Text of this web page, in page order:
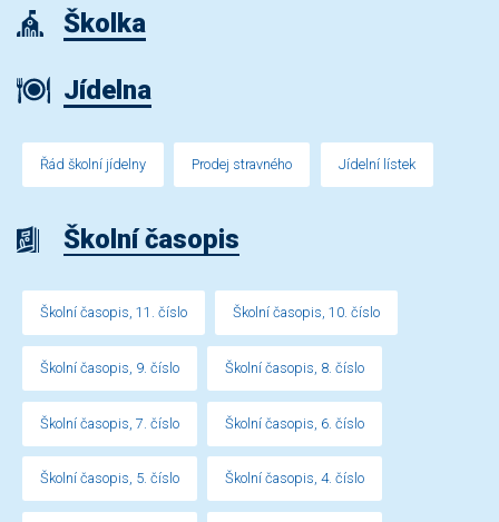
Školka
Jídelna
Řád školní jídelny Prodej stravného Jídelní lístek
Školní časopis
Školní časopis, 11. číslo Školní časopis, 10. číslo
Školní časopis, 9. číslo Školní časopis, 8. číslo
Školní časopis, 7. číslo Školní časopis, 6. číslo
Školní časopis, 5. číslo Školní časopis, 4. číslo